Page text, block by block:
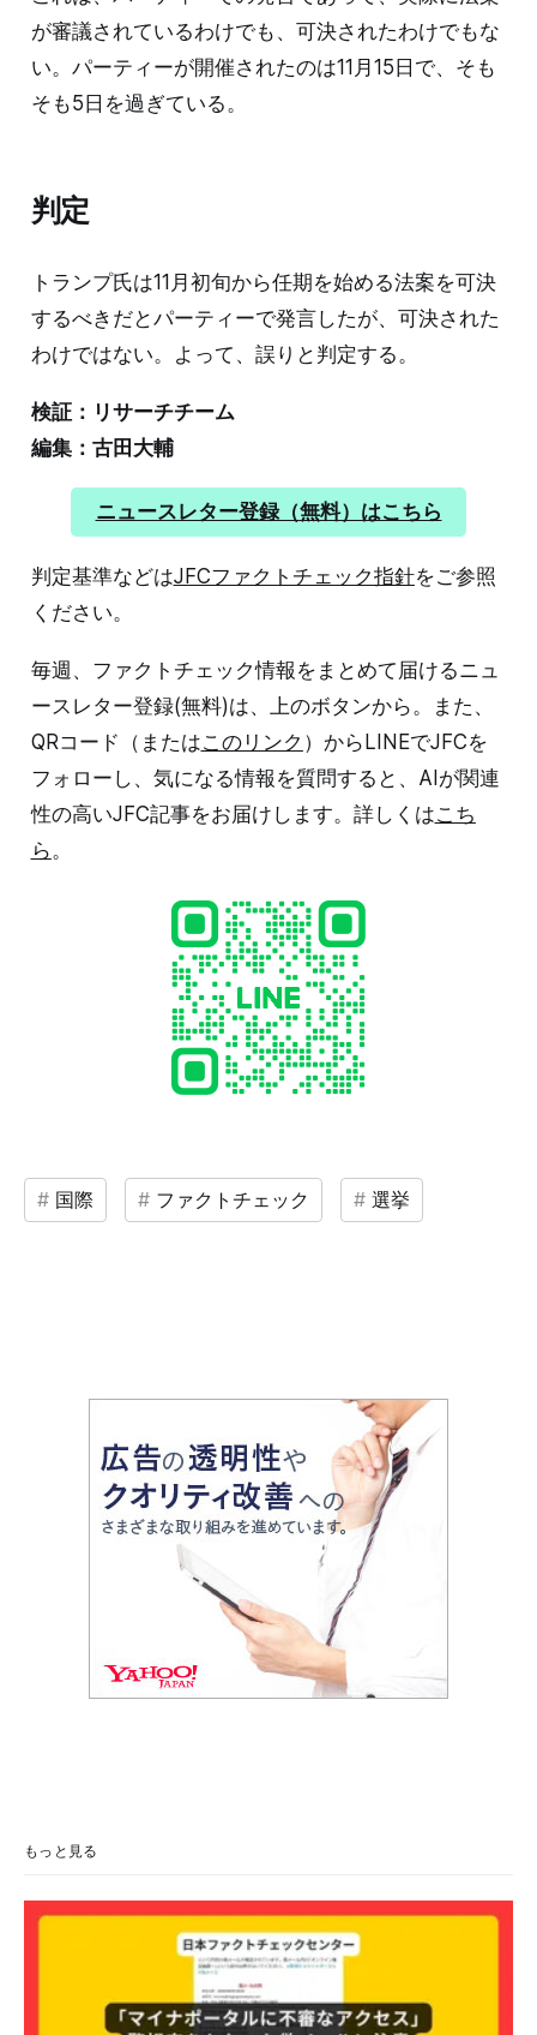
が審議されているわけでも、可決されたわけでもな
い。パーティーが開催されたのは11月15日で、そも
そも5日を過ぎている。
判定
トランプ氏は11月初旬から任期を始める法案を可決
するべきだとパーティーで発言したが、可決された
わけではない。よって、誤りと判定する。
検証：リサーチチーム
編集：古田大輔
ニュースレター登録（無料）はこちら
判定基準などはJFCファクトチェック指針をご参照
ください。
毎週、ファクトチェック情報をまとめて届けるニュ
ースレター登録(無料)は、上のボタンから。また、
QRコード（またはこのリンク ）からLINEでJFCを
フォローし、気になる情報を質問すると、AIが関連
性の高いJFC記事をお届けします。詳しくはこち
ら 。
国際 ファクトチェック 選挙
もっと見る